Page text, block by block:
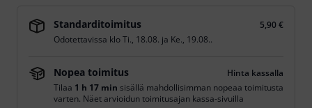
Standarditoimitus
5,90 €
Odotettavissa kloTi., 18.08. ja Ke., 19.08..
Nopea toimitus
Hinta kassalla
Tilaa 1 h 17 min sisällä mahdollisimman nopeaa toimitusta
varten. Näet arvioidun toimitusajan kassa-sivuilla